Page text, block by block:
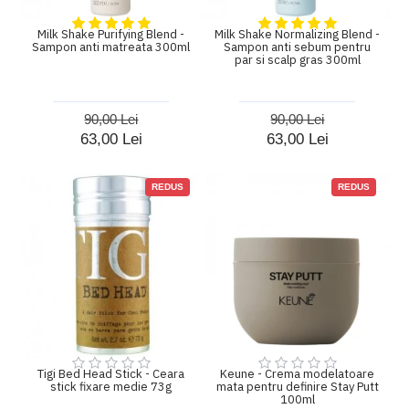
Milk Shake Purifying Blend -
Sampon anti matreata 300ml
63,00 Lei
90,00 Lei
Milk Shake Normalizing Blend -
Sampon anti sebum pentru
par si scalp gras 300ml
63,00 Lei
90,00 Lei
REDUS
Tigi Bed Head Stick - Ceara
stick fixare medie 73g
REDUS
Keune - Crema modelatoare
mata pentru definire Stay Putt
100ml